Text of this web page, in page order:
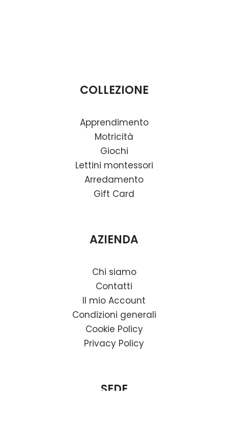
COLLEZIONE
Apprendimento
Motricità
Giochi
Lettini montessori
Arredamento
Gift Card
AZIENDA
Chi siamo
Contatti
Il mio Account
Condizioni generali
Cookie Policy
Privacy Policy
SEDE